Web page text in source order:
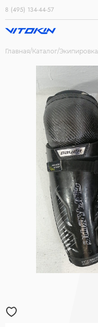
8 (495) 134-44-57
Главная Каталог Экипировка